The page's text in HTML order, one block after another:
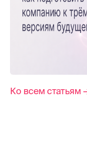
Ко всем статьям